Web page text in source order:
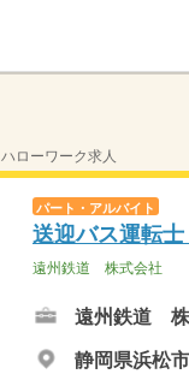
ハローワーク求人
パート・アルバイト
送迎バス運転士
遠州鉄道 株式会社
遠州鉄道
静岡県浜松